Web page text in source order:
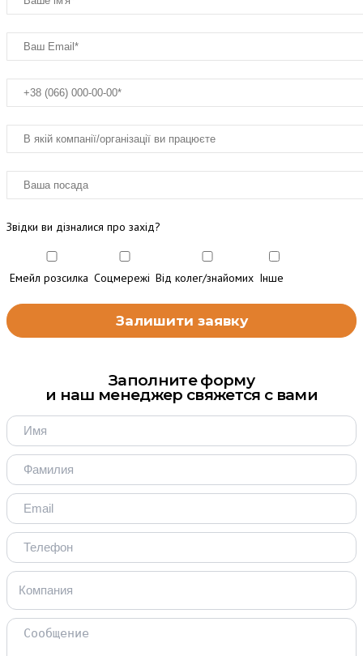
Звідки ви дізналися про захід?
Емейл розсилка Соцмережі Від колег/знайомих Інше
Заполните форму
и наш менеджер свяжется с вами